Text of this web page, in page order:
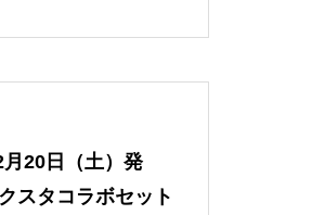
月20日（土）発
スタコラボセット